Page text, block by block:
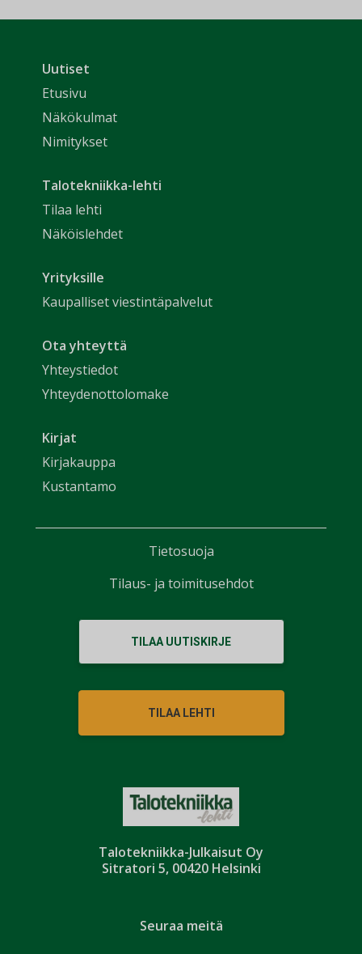
Talotekniikka-Julkaisut Oy
Sitratori 5, 00420 Helsinki
Uutiset
Etusivu
Näkökulmat
Nimitykset
Talotekniikka-lehti
Tilaa lehti
Näköislehdet
Yrityksille
Kaupalliset viestintäpalvelut
Ota yhteyttä
Yhteystiedot
Yhteydenottolomake
Kirjat
Kirjakauppa
Kustantamo
TILAA UUTISKIRJE
TILAA LEHTI
Seuraa meitä
Tietosuoja
Tilaus- ja toimitusehdot